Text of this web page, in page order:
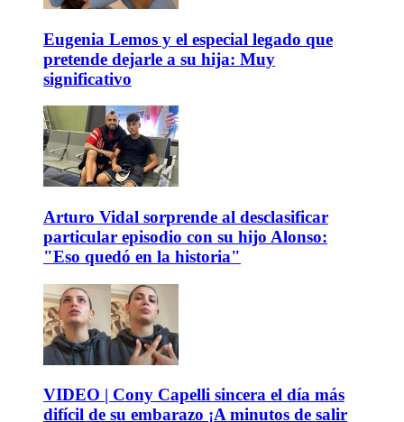
Eugenia Lemos y el especial legado que
pretende dejarle a su hija: Muy
significativo
Arturo Vidal sorprende al desclasificar
particular episodio con su hijo Alonso:
"Eso quedó en la historia"
VIDEO | Cony Capelli sincera el día más
difícil de su embarazo ¡A minutos de salir